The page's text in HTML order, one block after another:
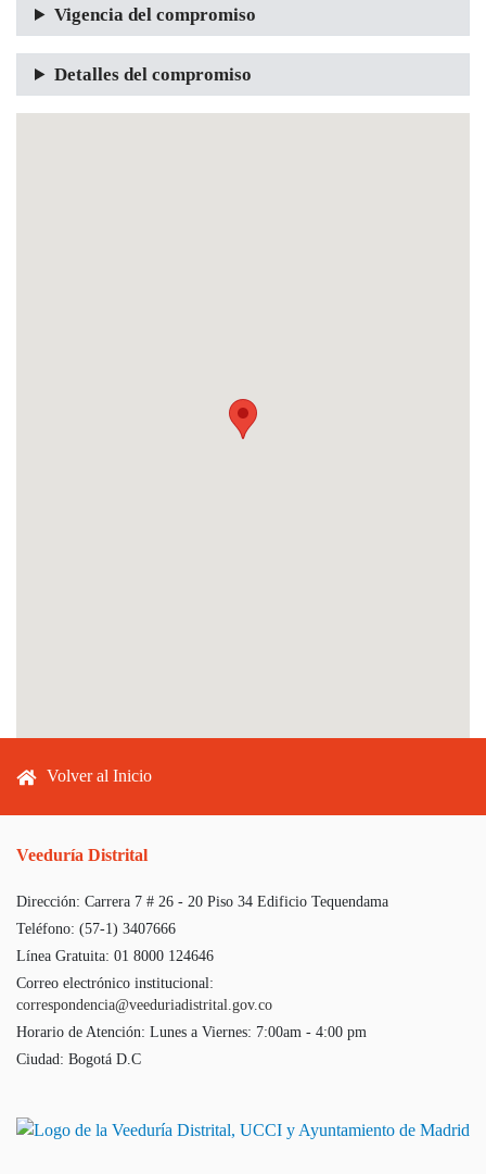
Vigencia del compromiso
Detalles del compromiso
Footer menu
Volver al Inicio
Veeduría Distrital
Dirección: Carrera 7 # 26 - 20 Piso 34 Edificio Tequendama
Teléfono: (57-1) 3407666
Línea Gratuita: 01 8000 124646
Correo electrónico institucional:
correspondencia@veeduriadistrital.gov.co
Horario de Atención: Lunes a Viernes: 7:00am - 4:00 pm
Ciudad: Bogotá D.C